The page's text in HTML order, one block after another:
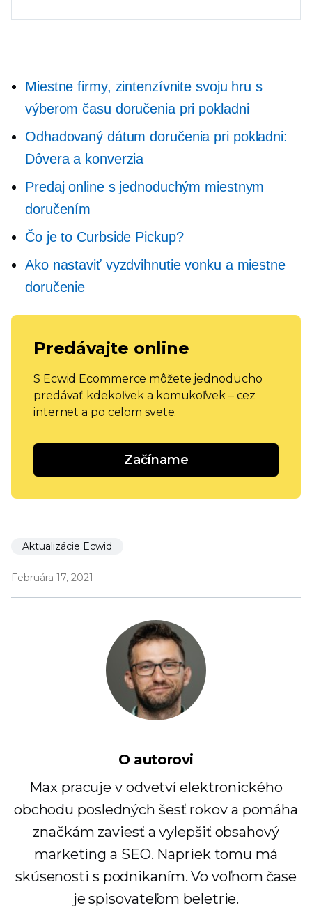
Miestne firmy, zintenzívnite svoju hru s
výberom času doručenia pri pokladni
Odhadovaný dátum doručenia pri pokladni:
Dôvera a konverzia
Predaj online s jednoduchým miestnym
doručením
Čo je to Curbside Pickup?
Ako nastaviť vyzdvihnutie vonku a miestne
doručenie
Predávajte online
S Ecwid Ecommerce môžete jednoducho
predávať kdekoľvek a komukoľvek – cez
internet a po celom svete.
Začíname
Aktualizácie Ecwid
Februára 17, 2021
O autorovi
Max pracuje v odvetví elektronického
obchodu posledných šesť rokov a pomáha
značkám zaviesť a vylepšiť obsahový
marketing a SEO. Napriek tomu má
skúsenosti s podnikaním. Vo voľnom čase
je spisovateľom beletrie.